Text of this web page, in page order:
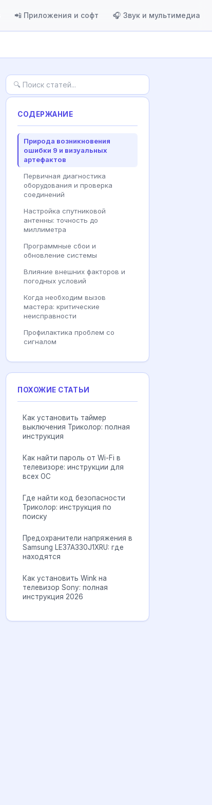
📲 Приложения и софт 🎧 Звук и мультимедиа
СОДЕРЖАНИЕ
Природа возникновения
ошибки 9 и визуальных
артефактов
Первичная диагностика
оборудования и проверка
соединений
Настройка спутниковой
антенны: точность до
миллиметра
Программные сбои и
обновление системы
Влияние внешних факторов и
погодных условий
Когда необходим вызов
мастера: критические
неисправности
Профилактика проблем со
сигналом
ПОХОЖИЕ СТАТЬИ
Как установить таймер
выключения Триколор: полная
инструкция
Как найти пароль от Wi-Fi в
телевизоре: инструкции для
всех ОС
Где найти код безопасности
Триколор: инструкция по
поиску
Предохранители напряжения в
Samsung LE37A330J1XRU: где
находятся
Как установить Wink на
телевизор Sony: полная
инструкция 2026